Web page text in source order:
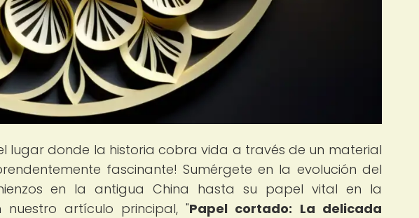
lugar donde la historia cobra vida a través de un material
fascinante! Sumérgete en la evolución del
en la antigua China hasta su papel vital en la
nuestro artículo principal, "Papel cortado: La delicada